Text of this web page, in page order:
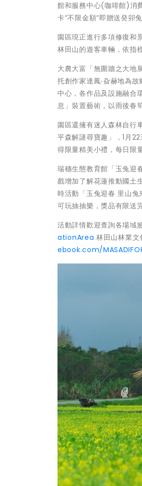
館和服務中心(咖啡館)消
卡”不限金額”即贈送癸卯
園區現正進行多項修復和
林田山的遊客車輛，依指
大農大富「無圍牆之大地
托創作家達鳳‧旮赫地為
中心，各作品及設施融合
息」裝置藝術，以雨後春
園區還擁有迷人森林自行
平森解謎尋寶趣」，1月
得限量精美小禮，每日限
瑞穗生態教育館「玉兔迎
戲增加了解花蓮推動國土
時活動「玉兔迎春 里山
可玩抽抽樂，獎品有限送
活動詳情歡迎查詢各場域
ationArea 林田山林業
ebook.com/